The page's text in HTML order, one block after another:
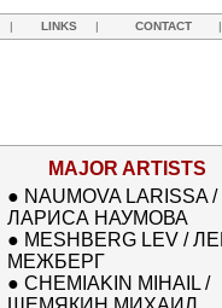
| LINKS | CONTACT |
MAJOR ARTISTS
● NAUMOVA LARISSA /
ЛАРИСА НАУМОВА
● MESHBERG LEV /
МЕЖБЕРГ
● CHEMIAKIN MIHAIL /